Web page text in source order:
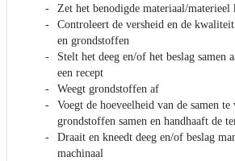
Zet het benodigde materiaal/materieel
Controleert de versheid en de
en grondstoffen
Stelt het deeg en/of het beslag samen
een recept
Weegt grondstoffen af
Voegt de hoeveelheid van de samen te
grondstoffen samen en handhaaft de
Draait en kneedt deeg en/of beslag
machinaal